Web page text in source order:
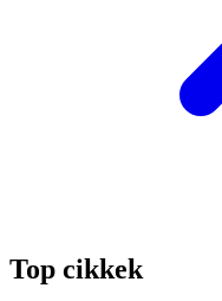
Top cikkek